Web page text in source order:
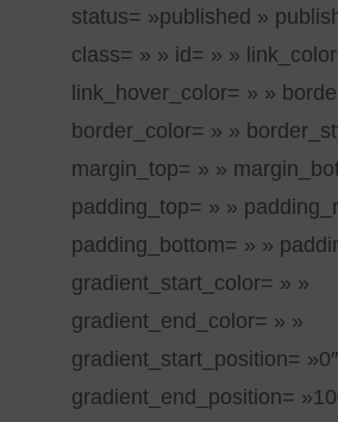
status= »published »
class= » » id= » »
link_hover_color= » »
border_color= » »
margin_top= » »
padding_top= » »
padding_bottom= » »
gradient_start_color= » »
gradient_end_color= » »
gradient_start_position= »0″
gradient_end_position=